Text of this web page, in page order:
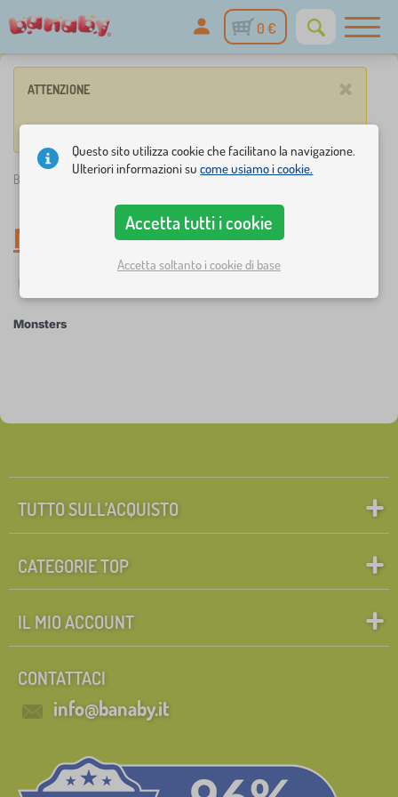
0 €
×
ATTENZIONE
Nessun prodotto corrisponde ai criteri di ricerca.
Banaby.it
Monsters
Filtraggio
FILTRAGGIO
Monsters
TUTTO SULL’ACQUISTO
CATEGORIE TOP
IL MIO ACCOUNT
CONTATTACI
info@banaby.it
Questo sito utilizza cookie che facilitano la navigazione.
Ulteriori informazioni sucome usiamo i cookie.
Accetta tutti i cookie
Accetta soltanto i cookie di base